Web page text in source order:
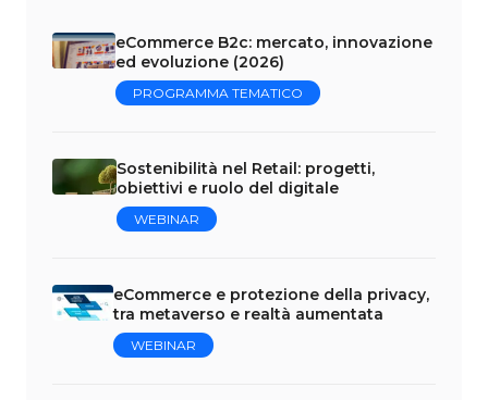
eCommerce B2c: mercato, innovazione
ed evoluzione (2026)
PROGRAMMA TEMATICO
Sostenibilità nel Retail: progetti,
obiettivi e ruolo del digitale
WEBINAR
eCommerce e protezione della privacy,
tra metaverso e realtà aumentata
WEBINAR